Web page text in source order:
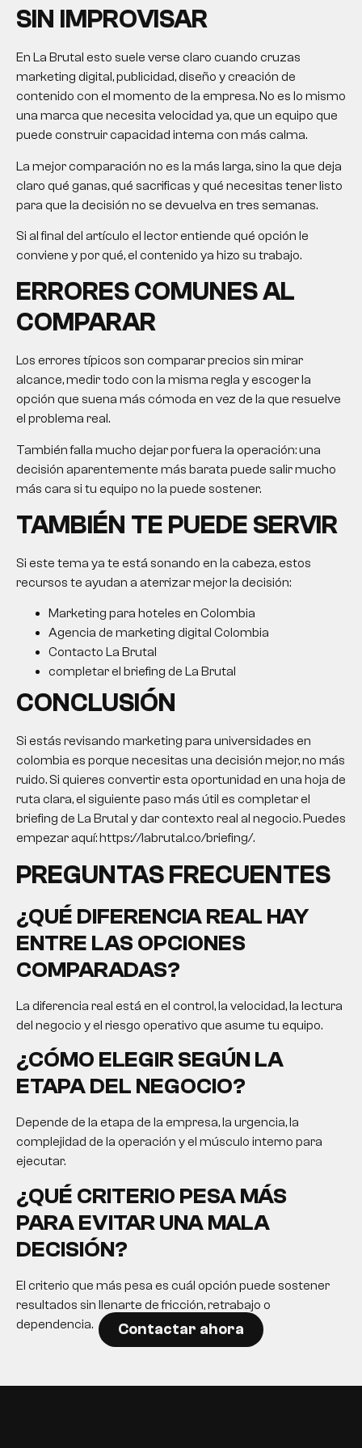
SIN IMPROVISAR
En La Brutal esto suele verse claro cuando cruzas
marketing digital, publicidad, diseño y creación de
contenido con el momento de la empresa. No es lo mismo
una marca que necesita velocidad ya, que un equipo que
puede construir capacidad interna con más calma.
La mejor comparación no es la más larga, sino la que deja
claro qué ganas, qué sacrificas y qué necesitas tener listo
para que la decisión no se devuelva en tres semanas.
Si al final del artículo el lector entiende qué opción le
conviene y por qué, el contenido ya hizo su trabajo.
ERRORES COMUNES AL
COMPARAR
Los errores típicos son comparar precios sin mirar
alcance, medir todo con la misma regla y escoger la
opción que suena más cómoda en vez de la que resuelve
el problema real.
También falla mucho dejar por fuera la operación: una
decisión aparentemente más barata puede salir mucho
más cara si tu equipo no la puede sostener.
TAMBIÉN TE PUEDE SERVIR
Si este tema ya te está sonando en la cabeza, estos
recursos te ayudan a aterrizar mejor la decisión:
Marketing para hoteles en Colombia
Agencia de marketing digital Colombia
Contacto La Brutal
completar el briefing de La Brutal
CONCLUSIÓN
Si estás revisando marketing para universidades en
colombia es porque necesitas una decisión mejor, no más
ruido. Si quieres convertir esta oportunidad en una hoja de
ruta clara, el siguiente paso más útil es completar el
briefing de La Brutal y dar contexto real al negocio. Puedes
empezar aquí: https://labrutal.co/briefing/.
PREGUNTAS FRECUENTES
¿QUÉ DIFERENCIA REAL HAY
ENTRE LAS OPCIONES
COMPARADAS?
La diferencia real está en el control, la velocidad, la lectura
del negocio y el riesgo operativo que asume tu equipo.
¿CÓMO ELEGIR SEGÚN LA
ETAPA DEL NEGOCIO?
Depende de la etapa de la empresa, la urgencia, la
complejidad de la operación y el músculo interno para
ejecutar.
¿QUÉ CRITERIO PESA MÁS
PARA EVITAR UNA MALA
DECISIÓN?
El criterio que más pesa es cuál opción puede sostener
resultados sin llenarte de fricción, retrabajo o
dependencia.
Contactar ahora